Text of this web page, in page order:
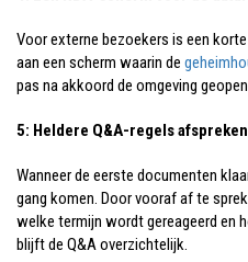
Voor externe bezoekers is een
aan een scherm waarin de
pas na akkoord de omgeving
5: Heldere Q&A-regels afspreken
Wanneer de eerste documenten
gang komen. Door vooraf af te
welke termijn wordt gereageerd en
blijft de Q&A overzichtelijk.